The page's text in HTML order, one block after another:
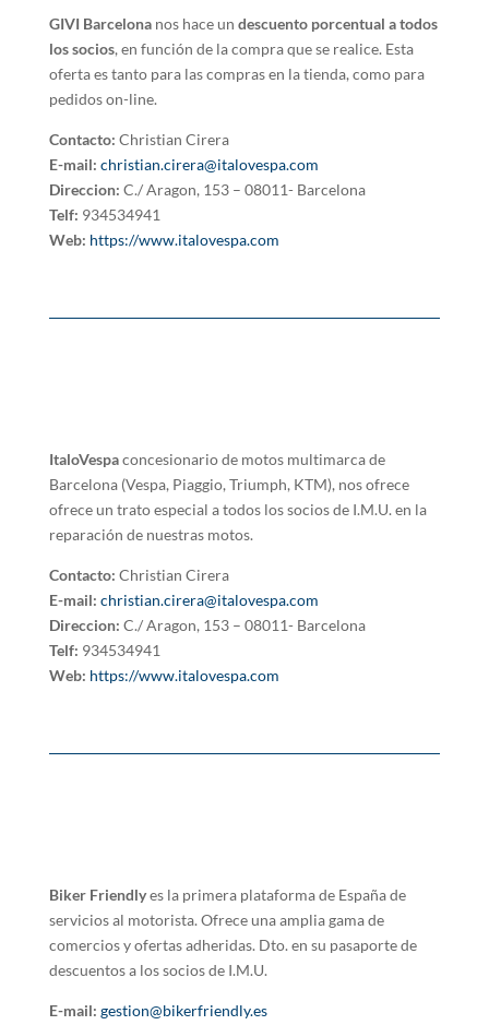
GIVI Barcelona nos hace un descuento porcentual a todos
los socios, en función de la compra que se realice. Esta
oferta es tanto para las compras en la tienda, como para
pedidos on-line.
Contacto: Christian Cirera
E-mail: christian.cirera@italovespa.com
Direccion: C./ Aragon, 153 – 08011- Barcelona
Telf: 934534941
Web: https://www.italovespa.com
ItaloVespaconcesionario de motos multimarca de
Barcelona (Vespa, Piaggio, Triumph, KTM), nos ofrece
ofrece un trato especial a todos los socios de I.M.U. en la
reparación de nuestras motos.
Contacto: Christian Cirera
E-mail: christian.cirera@italovespa.com
Direccion: C./ Aragon, 153 – 08011- Barcelona
Telf: 934534941
Web: https://www.italovespa.com
Biker Friendlyes la primera plataforma de España de
servicios al motorista. Ofrece una amplia gama de
comercios y ofertas adheridas. Dto. en su pasaporte de
descuentos a los socios de I.M.U.
E-mail: gestion@bikerfriendly.es